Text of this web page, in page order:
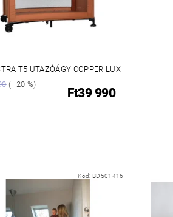
T5 UTAZÓÁGY COPPER LUX
(–20 %)
Ft39 990
Kód: BD501416